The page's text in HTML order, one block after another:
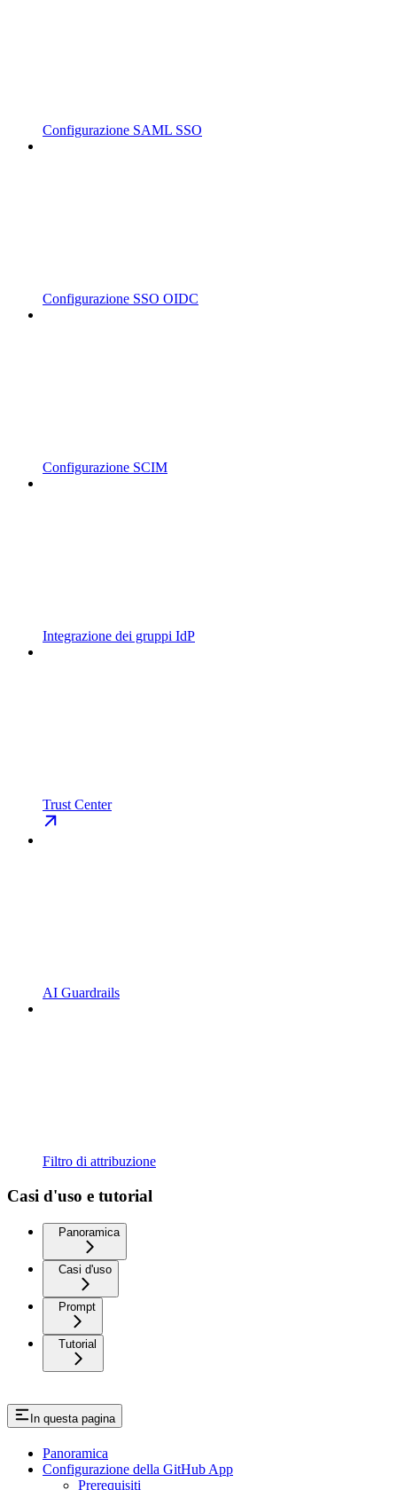
Configurazione SAML SSO
Configurazione SSO OIDC
Configurazione SCIM
Integrazione dei gruppi IdP
Trust Center
AI Guardrails
Filtro di attribuzione
Casi d'uso e tutorial
Panoramica
Casi d'uso
Prompt
Tutorial
In questa pagina
Panoramica
Configurazione della GitHub App
Prerequisiti